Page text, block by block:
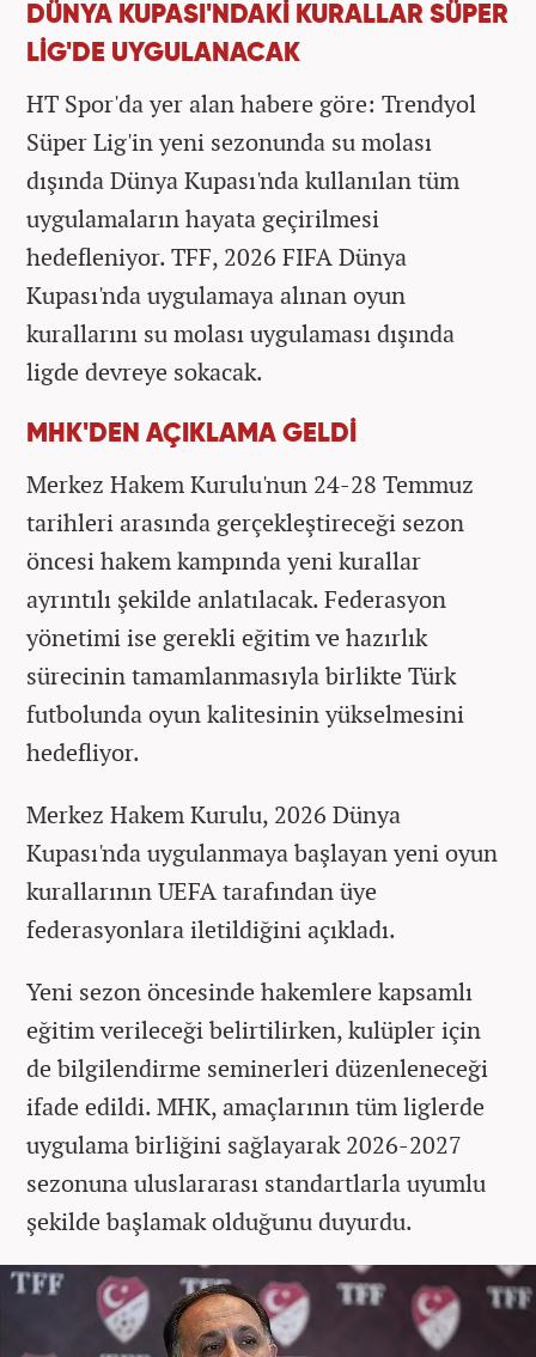
DÜNYA KUPASI'NDAKİ KURALLAR SÜPER
LİG'DE UYGULANACAK
HT Spor'da yer alan habere göre: Trendyol
Süper Lig'in yeni sezonunda su molası
dışında Dünya Kupası'nda kullanılan tüm
uygulamaların hayata geçirilmesi
hedefleniyor. TFF, 2026 FIFA Dünya
Kupası'nda uygulamaya alınan oyun
kurallarını su molası uygulaması dışında
ligde devreye sokacak.
MHK'DEN AÇIKLAMA GELDİ
Merkez Hakem Kurulu'nun 24-28 Temmuz
tarihleri arasında gerçekleştireceği sezon
öncesi hakem kampında yeni kurallar
ayrıntılı şekilde anlatılacak. Federasyon
yönetimi ise gerekli eğitim ve hazırlık
sürecinin tamamlanmasıyla birlikte Türk
futbolunda oyun kalitesinin yükselmesini
hedefliyor.
Merkez Hakem Kurulu, 2026 Dünya
Kupası'nda uygulanmaya başlayan yeni oyun
kurallarının UEFA tarafından üye
federasyonlara iletildiğini açıkladı.
Yeni sezon öncesinde hakemlere kapsamlı
eğitim verileceği belirtilirken, kulüpler için
de bilgilendirme seminerleri düzenleneceği
ifade edildi. MHK, amaçlarının tüm liglerde
uygulama birliğini sağlayarak 2026-2027
sezonuna uluslararası standartlarla uyumlu
şekilde başlamak olduğunu duyurdu.